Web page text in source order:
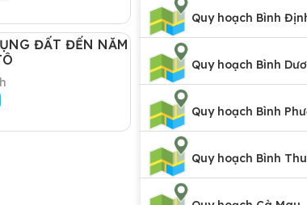
ĐẤT ĐẾN NĂM
Quy hoạch Bình
Quy hoạch Bình
Quy hoạch Bình
Quy hoạch Bình